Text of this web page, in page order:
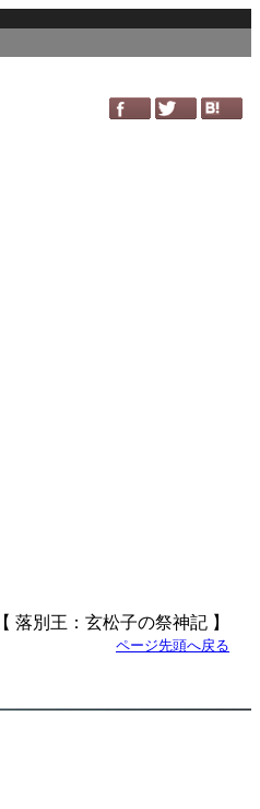
【 落別王：玄松子の祭神記 】
ページ先頭へ戻る